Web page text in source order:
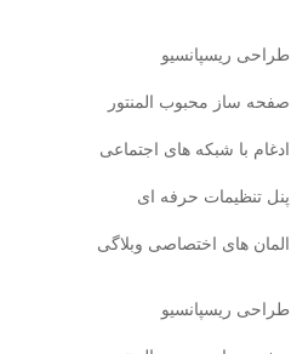
طراحی ریسپانسیو
صفحه ساز محبوب المنتور
ادغام با شبکه های اجتماعی
پنل تنظیمات حرفه ای
المان های اختصاصی وبلاگی
طراحی ریسپانسیو